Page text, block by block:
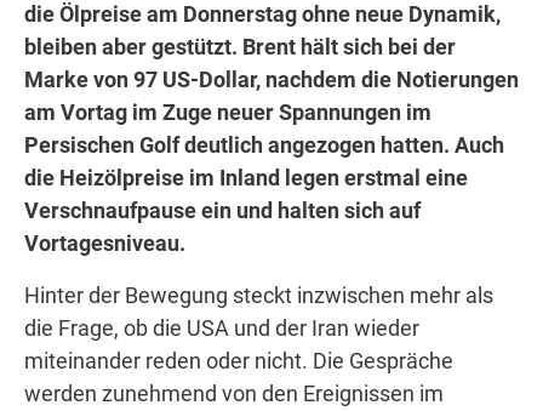
die Ölpreise am Donnerstag ohne neue Dynamik,
bleiben aber gestützt. Brent hält sich bei der
Marke von 97 US-Dollar, nachdem die Notierungen
am Vortag im Zuge neuer Spannungen im
Persischen Golf deutlich angezogen hatten. Auch
die Heizölpreise im Inland legen erstmal eine
Verschnaufpause ein und halten sich auf
Vortagesniveau.
Hinter der Bewegung steckt inzwischen mehr als
die Frage, ob die USA und der Iran wieder
miteinander reden oder nicht. Die Gespräche
werden zunehmend von den Ereignissen im